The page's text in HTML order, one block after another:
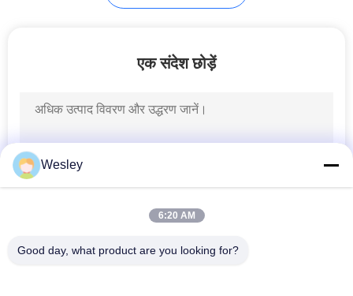
एक संदेश छोड़ें
Wesley
6:20 AM
Good day, what product are you looking for?